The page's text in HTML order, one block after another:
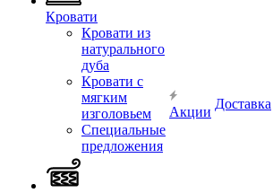
Кровати
Кровати из
натурального
дуба
Кровати с
мягким
изголовьем
Специальные
предложения
Акции
Доставка